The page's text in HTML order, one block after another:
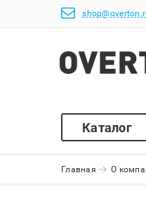
Каталог
Главная О